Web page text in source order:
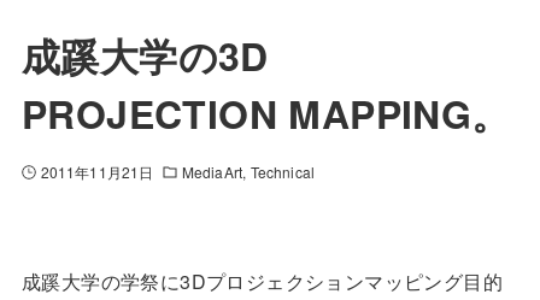
成蹊大学の3D
PROJECTION MAPPING。
2011年11月21日 MediaArt Technical
成蹊大学の学祭に3Dプロジェクションマッピング目的